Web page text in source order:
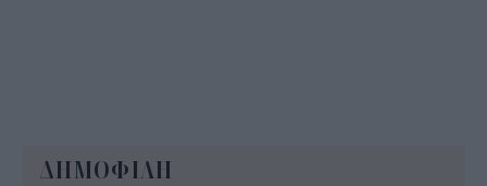
ΔΗΜΟΦΙΛΗ